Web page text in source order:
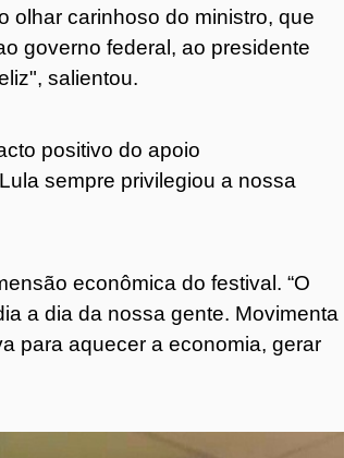
olhar carinhoso do ministro, que
governo federal, ao presidente
salientou.
positivo do apoio
sempre privilegiou a nossa
econômica do festival. “O
a dia da nossa gente. Movimenta
para aquecer a economia, gerar